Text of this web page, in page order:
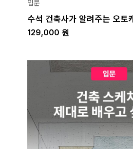
입문
수석 건축사가 알려주는 오토
129,000 원